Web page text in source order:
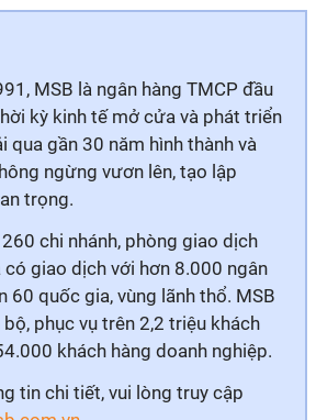
MSB là ngân hàng TMCP đầu
kỳ kinh tế mở cửa và phát triển
qua gần 30 năm hình thành và
ngừng vươn lên, tạo lập
trọng.
chi nhánh, phòng giao dịch
giao dịch với hơn 8.000 ngân
60 quốc gia, vùng lãnh thổ. MSB
phục vụ trên 2,2 triệu khách
khách hàng doanh nghiệp.
tin chi tiết, vui lòng truy cập